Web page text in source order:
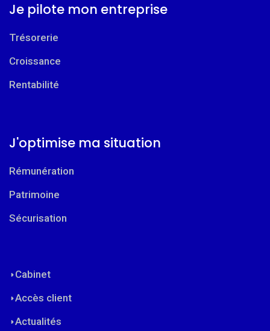
Je pilote mon entreprise
Trésorerie
Croissance
Rentabilité
J'optimise ma situation
Rémunération
Patrimoine
Sécurisation
Cabinet
Accès client
Actualités